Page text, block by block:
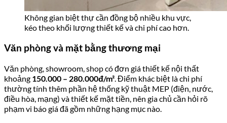
Không gian biệt thự cần đồng bộ nhiều khu vực,
kéo theo khối lượng thiết kế và chi phí cao hơn.
Văn phòng và mặt bằng thương mại
Văn phòng, showroom, shop có đơn giá thiết kế nội thất
khoảng 150.000 – 280.000đ/m² . Điểm khác biệt là chi phí
thường tính thêm phần hệ thống kỹ thuật MEP (điện, nước,
điều hòa, mạng) và thiết kế mặt tiền, nên gia chủ cần hỏi rõ
phạm vi báo giá đã gồm những hạng mục nào.